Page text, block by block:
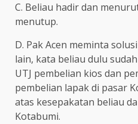
C. Beliau hadir dan
menutup.
D. Pak Acen meminta
lain, kata beliau dulu
UTJ pembelian kios dan
pembelian lapak di pasar
atas kesepakatan beliau
Kotabumi.